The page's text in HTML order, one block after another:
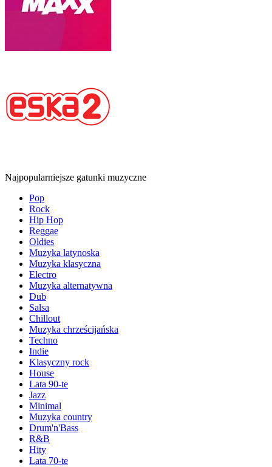
Najpopularniejsze gatunki muzyczne
Pop
Rock
Hip Hop
Reggae
Oldies
Muzyka latynoska
Muzyka klasyczna
Electro
Muzyka alternatywna
Dub
Salsa
Chillout
Muzyka chrześcijańska
Techno
Indie
Klasyczny rock
House
Lata 90-te
Jazz
Minimal
Muzyka country
Drum'n'Bass
R&B
Hity
Lata 70-te